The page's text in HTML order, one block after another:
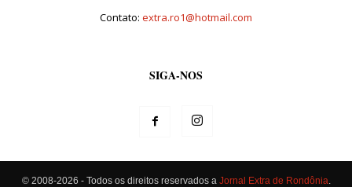
Contato: extra.ro1@hotmail.com
SIGA-NOS
© 2008-2026 - Todos os direitos reservados a Jornal Extra de Rondônia.